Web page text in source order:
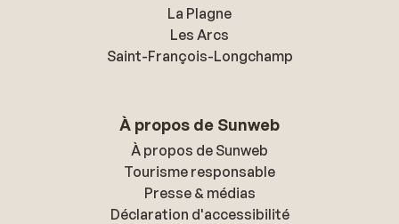
La Plagne
Les Arcs
Saint-François-Longchamp
À propos de Sunweb
À propos de Sunweb
Tourisme responsable
Presse & médias
Déclaration d'accessibilité